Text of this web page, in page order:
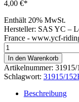
4,00 €
Enthält 20% MwSt.
Hersteller: SAS YC –
France - www.ycf-
O-
Ring
Zündplatte
107x2
31915/152FMH
Menge
In den Warenkorb
Artikelnummer:
Schlagwort: 31915/
Beschreibung